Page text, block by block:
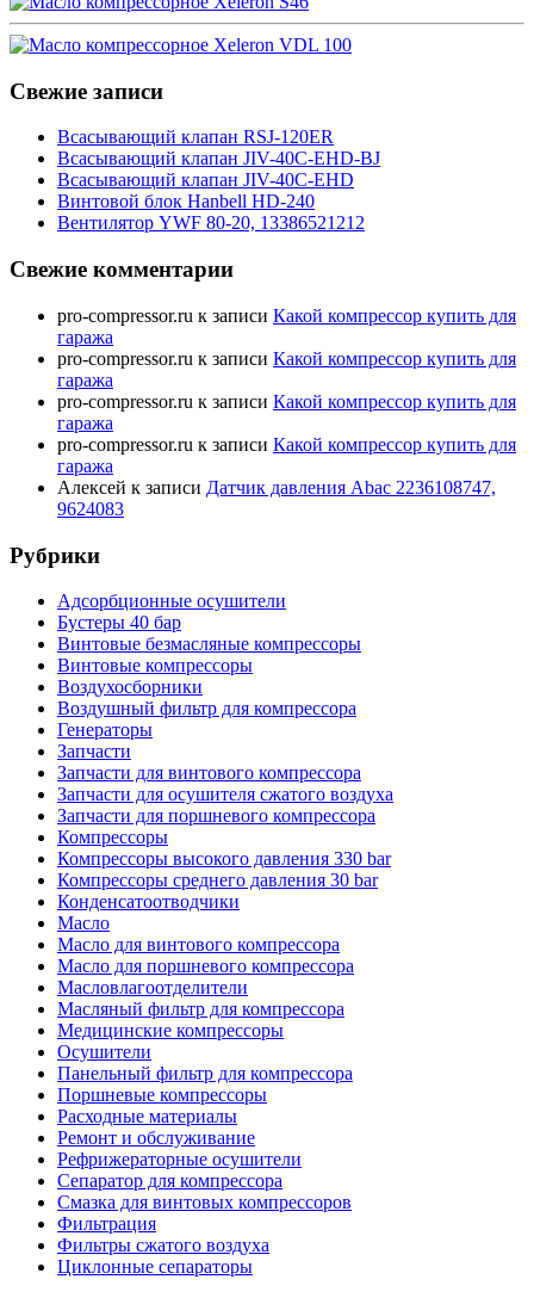
Свежие записи
Всасывающий клапан RSJ-120ER
Всасывающий клапан JIV-40C-EHD-BJ
Всасывающий клапан JIV-40C-EHD
Винтовой блок Hanbell HD-240
Вентилятор YWF 80-20, 13386521212
Свежие комментарии
pro-compressor.ru к записи Какой компрессор купить для
гаража
pro-compressor.ru к записи Какой компрессор купить для
гаража
pro-compressor.ru к записи Какой компрессор купить для
гаража
pro-compressor.ru к записи Какой компрессор купить для
гаража
Алексей к записи Датчик давления Abac 2236108747,
9624083
Рубрики
Адсорбционные осушители
Бустеры 40 бар
Винтовые безмасляные компрессоры
Винтовые компрессоры
Воздухосборники
Воздушный фильтр для компрессора
Генераторы
Запчасти
Запчасти для винтового компрессора
Запчасти для осушителя сжатого воздуха
Запчасти для поршневого компрессора
Компрессоры
Компрессоры высокого давления 330 bar
Компрессоры среднего давления 30 bar
Конденсатоотводчики
Масло
Масло для винтового компрессора
Масло для поршневого компрессора
Масловлагоотделители
Масляный фильтр для компрессора
Медицинские компрессоры
Осушители
Панельный фильтр для компрессора
Поршневые компрессоры
Расходные материалы
Ремонт и обслуживание
Рефрижераторные осушители
Сепаратор для компрессора
Смазка для винтовых компрессоров
Фильтрация
Фильтры сжатого воздуха
Циклонные сепараторы